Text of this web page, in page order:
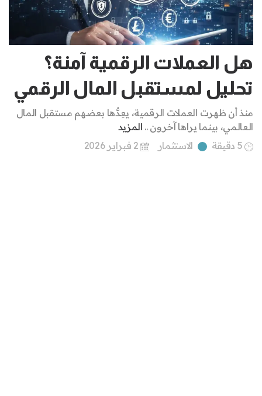
هل العملات الرقمية آمنة؟
تحليل لمستقبل المال الرقمي
منذ أن ظهرت العملات الرقمية، يعِدُّها بعضهم مستقبل المال
العالمي، بينما يراها آخرون .. المزيد
5 دقيقة
الاستثمار 2 فبراير 2026